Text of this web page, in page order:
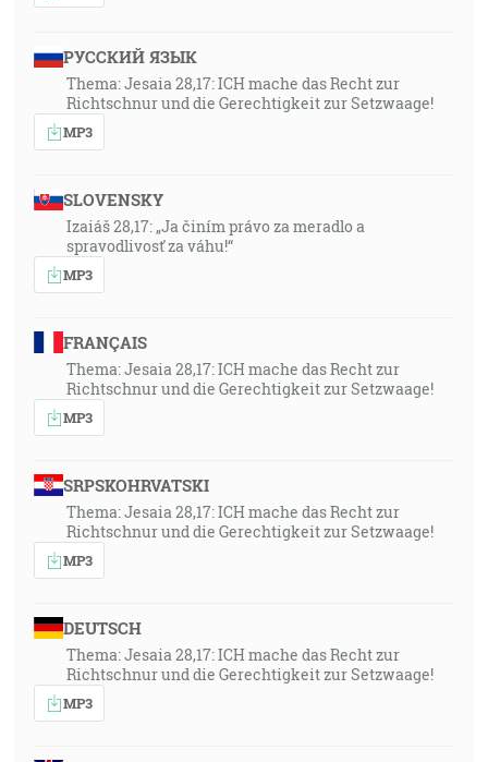
РУССКИЙ ЯЗЫК
Thema: Jesaia 28,17: ICH mache das Recht zur
Richtschnur und die Gerechtigkeit zur Setzwaage!
MP3
SLOVENSKY
Izaiáš 28,17: „Ja činím právo za meradlo a
spravodlivosť za váhu!“
MP3
FRANÇAIS
Thema: Jesaia 28,17: ICH mache das Recht zur
Richtschnur und die Gerechtigkeit zur Setzwaage!
MP3
SRPSKOHRVATSKI
Thema: Jesaia 28,17: ICH mache das Recht zur
Richtschnur und die Gerechtigkeit zur Setzwaage!
MP3
DEUTSCH
Thema: Jesaia 28,17: ICH mache das Recht zur
Richtschnur und die Gerechtigkeit zur Setzwaage!
MP3